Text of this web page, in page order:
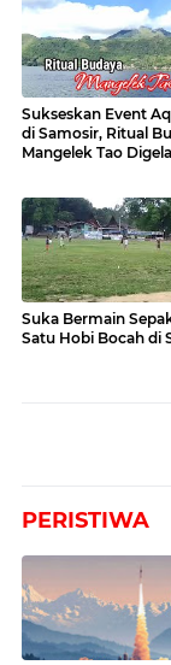
Sukseskan Event
di Samosir, Ritual
Mangelek Tao
Suka Bermain
Satu Hobi Bocah di
PERISTIWA